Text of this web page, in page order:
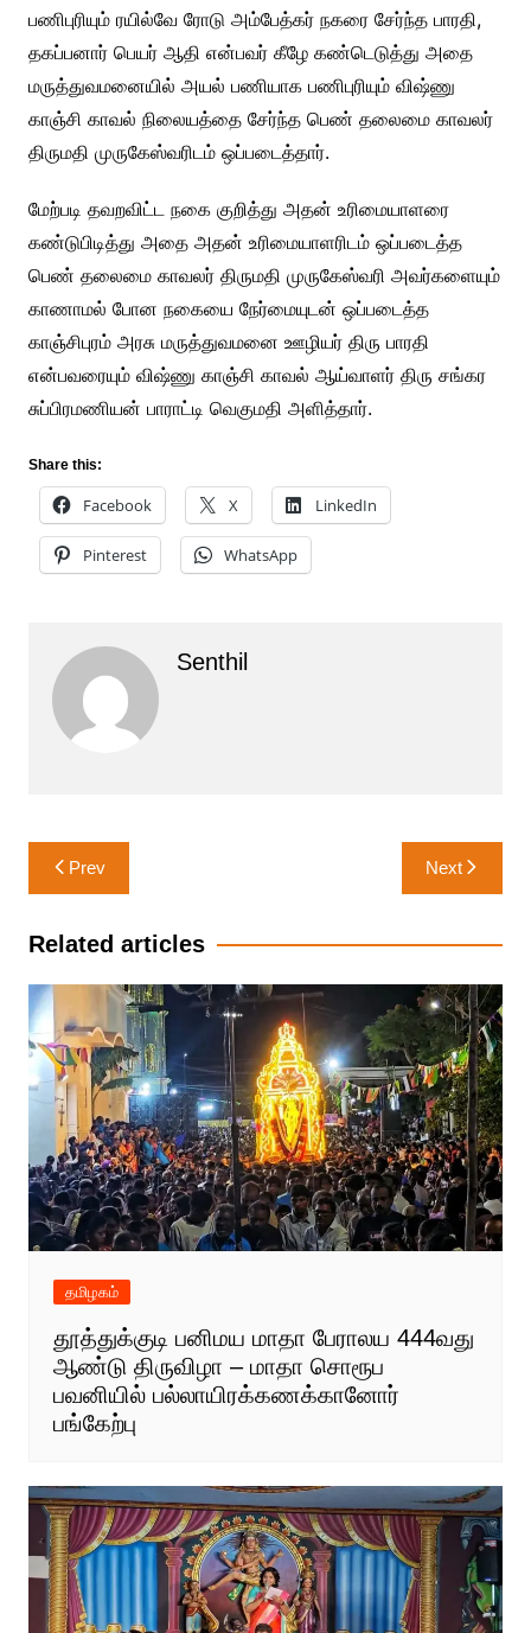
பணிபுரியும் ரயில்வே ரோடு அம்பேத்கர் நகரை சேர்ந்த பாரதி,
தகப்பனார் பெயர் ஆதி என்பவர் கீழே கண்டெடுத்து அதை
மருத்துவமனையில் அயல் பணியாக பணிபுரியும் விஷ்ணு
காஞ்சி காவல் நிலையத்தை சேர்ந்த பெண் தலைமை காவலர்
திருமதி முருகேஸ்வரிடம் ஒப்படைத்தார்.
மேற்படி தவறவிட்ட நகை குறித்து அதன் உரிமையாளரை
கண்டுபிடித்து அதை அதன் உரிமையாளரிடம் ஒப்படைத்த
பெண் தலைமை காவலர் திருமதி முருகேஸ்வரி அவர்களையும்
காணாமல் போன நகையை நேர்மையுடன் ஒப்படைத்த
காஞ்சிபுரம் அரசு மருத்துவமனை ஊழியர் திரு பாரதி
என்பவரையும் விஷ்ணு காஞ்சி காவல் ஆய்வாளர் திரு சங்கர
சுப்பிரமணியன் பாராட்டி வெகுமதி அளித்தார்.
Share this:
Facebook X LinkedIn
Pinterest WhatsApp
Senthil
Post
navigation
Prev Next
Related articles
தமிழகம்
தூத்துக்குடி பனிமய மாதா பேராலய 444வது
ஆண்டு திருவிழா – மாதா சொரூப
பவனியில் பல்லாயிரக்கணக்கானோர்
பங்கேற்பு